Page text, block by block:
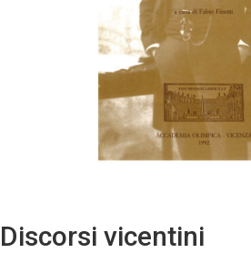
Discorsi vicentini